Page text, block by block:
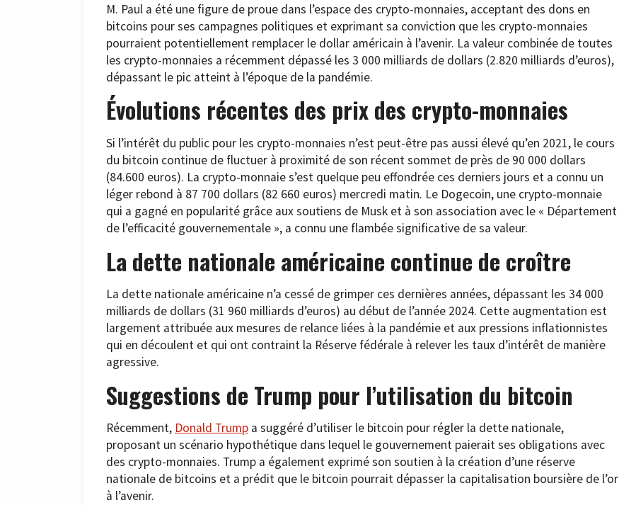
M. Paul a été une figure de proue dans l’espace des crypto-monnaies, acceptant des dons en
bitcoins pour ses campagnes politiques et exprimant sa conviction que les crypto-monnaies
pourraient potentiellement remplacer le dollar américain à l’avenir. La valeur combinée de toutes
les crypto-monnaies a récemment dépassé les 3 000 milliards de dollars (2.820 milliards d’euros),
dépassant le pic atteint à l’époque de la pandémie.
Évolutions récentes des prix des crypto-monnaies
Si l’intérêt du public pour les crypto-monnaies n’est peut-être pas aussi élevé qu’en 2021, le cours
du bitcoin continue de fluctuer à proximité de son récent sommet de près de 90 000 dollars
(84.600 euros). La crypto-monnaie s’est quelque peu effondrée ces derniers jours et a connu un
léger rebond à 87 700 dollars (82 660 euros) mercredi matin. Le Dogecoin, une crypto-monnaie
qui a gagné en popularité grâce aux soutiens de Musk et à son association avec le « Département
de l’efficacité gouvernementale », a connu une flambée significative de sa valeur.
La dette nationale américaine continue de croître
La dette nationale américaine n’a cessé de grimper ces dernières années, dépassant les 34 000
milliards de dollars (31 960 milliards d’euros) au début de l’année 2024. Cette augmentation est
largement attribuée aux mesures de relance liées à la pandémie et aux pressions inflationnistes
qui en découlent et qui ont contraint la Réserve fédérale à relever les taux d’intérêt de manière
agressive.
Suggestions de Trump pour l’utilisation du bitcoin
Récemment, Donald Trump a suggéré d’utiliser le bitcoin pour régler la dette nationale,
proposant un scénario hypothétique dans lequel le gouvernement paierait ses obligations avec
des crypto-monnaies. Trump a également exprimé son soutien à la création d’une réserve
nationale de bitcoins et a prédit que le bitcoin pourrait dépasser la capitalisation boursière de l’or
à l’avenir.